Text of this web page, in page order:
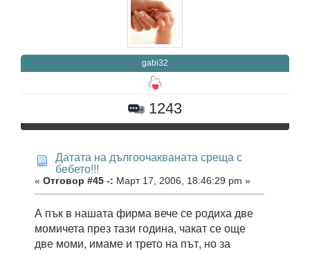
gabi32
1243
Датата на дългоочакваната среща с
бебето!!!
« Отговор #45 -: Март 17, 2006, 18:46:29 pm »
А пък в нашата фирма вече се родиха две
момичета през тази година, чакат се още
две моми, имаме и трето на път, но за